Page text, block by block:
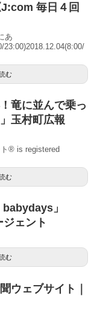
毎日４回
あ
23:00)2018.12.04(8:00/
む
竜に並んで乗っ
玉村町広報
® is registered
む
」
ェント
む
ウェブサイト｜